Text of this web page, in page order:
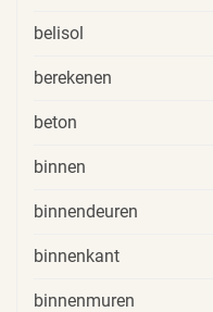
belisol
berekenen
beton
binnen
binnendeuren
binnenkant
binnenmuren